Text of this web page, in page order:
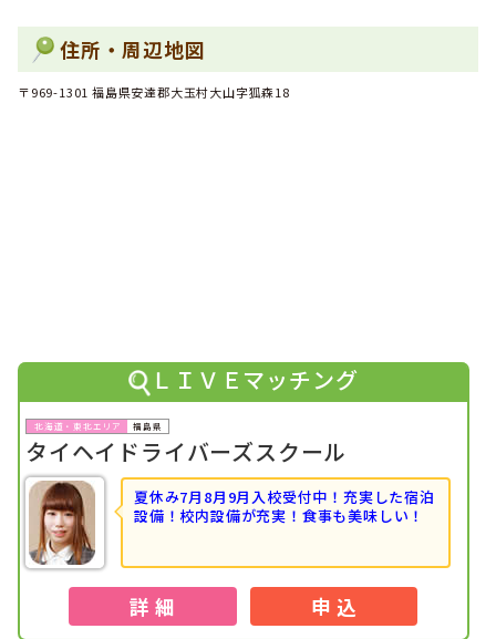
住所・周辺地図
〒969-1301 福島県安達郡大玉村大山字狐森18
ＬＩＶＥマッチング
福島県
タイヘイドライバーズスクール
夏休み7月8月9月入校受付中！ 充実した宿泊
設備！校内設備が充実！食事も美味しい！
詳 細 申 込